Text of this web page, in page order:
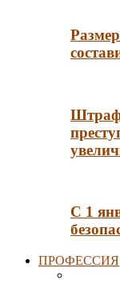
С 1
ПРОФЕССИЯ